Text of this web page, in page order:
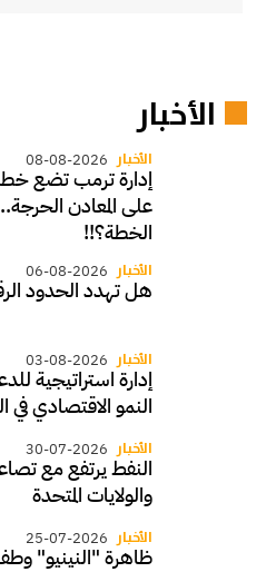
الأخبار
الأخبار 08-08-2026
إدارة ترمب تضع
على المعادن
الخطة؟!!
الأخبار 06-08-2026
هل تهدد الحدود
الأخبار 03-08-2026
إدارة استراتيجية
النمو الاقتصادي في
الأخبار 30-07-2026
النفط يرتفع مع
والولايات المتحدة
الأخبار 25-07-2026
ظاهرة "النينيو"